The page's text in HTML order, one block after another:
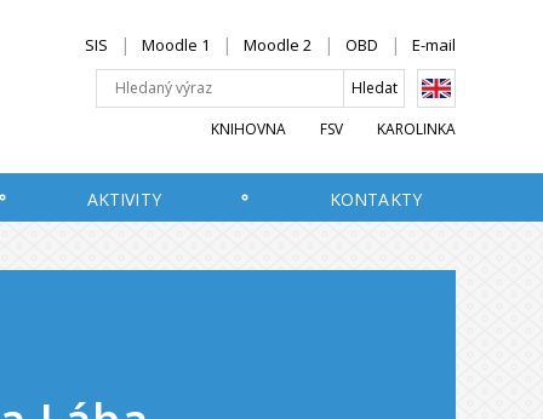
SIS Moodle 1 Moodle 2 OBD E-mail
KNIHOVNA FSV KAROLINKA
AKTIVITY KONTAKTY